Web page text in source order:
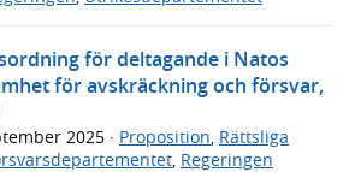
för deltagande i Natos
för avskräckning och försvar,
2025 · Proposition Rättsliga
Regeringen